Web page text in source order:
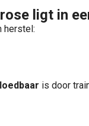
ligt in
herstel:
is door